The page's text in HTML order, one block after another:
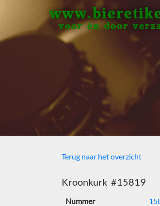
voor én door
Terug naar het overzicht
Kroonkurk #15819
Nummer